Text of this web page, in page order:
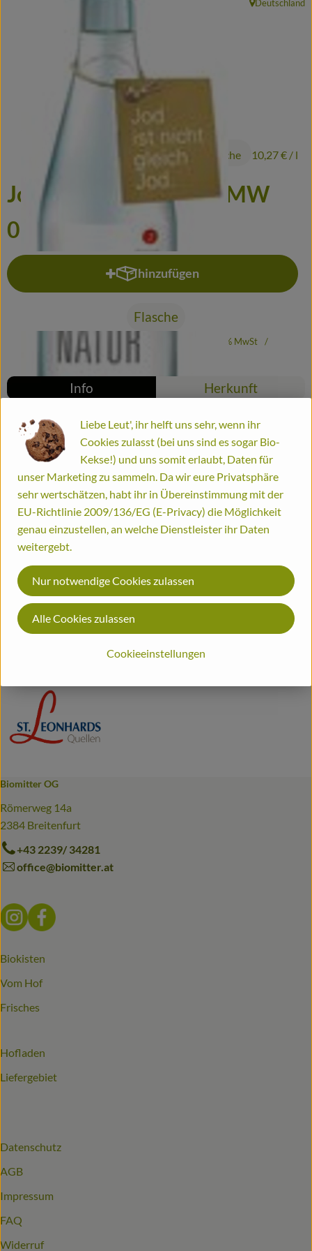
Fertiggerichte
Durstlöscher
Putz- und Waschmittel
Gutscheine
Bestellinformationen
JodNatur Tafelwasser.MW
0,33l
3,39 € / Flasche 10,27 € / l
, Herkunft:
Deutschland
hinzufügen
Produkt zum Warenkorb
Flasche
/ Flasche
20% MwSt
Info Herkunft
Info
Produktinformationen
Herkunft
Hersteller: LHQ
Deutschland
St. Leonhards Quellen
Biomitter OG
Römerweg 14a
2384 Breitenfurt
+43 2239/ 34281
office@biomitter.at
Externer Link zu https://www.instagram.com/
Externer Link zu https://www.facebook.com/
Biokisten
Vom Hof
Frisches
Hofladen
Liefergebiet
Datenschutz
AGB
Impressum
FAQ
Widerruf
Liebe Leut', ihr helft uns sehr, wenn ihr
Cookies zulasst (bei uns sind es sogar Bio-
Kekse!) und uns somit erlaubt, Daten für
unser Marketing zu sammeln. Da wir eure Privatsphäre
sehr wertschätzen, habt ihr in Übereinstimmung mit der
EU-Richtlinie 2009/136/EG (E-Privacy) die Möglichkeit
genau einzustellen, an welche Dienstleister ihr Daten
weitergebt.
Cookieeinstellungen
Nur notwendige Cookies zulassen
Alle Cookies zulassen